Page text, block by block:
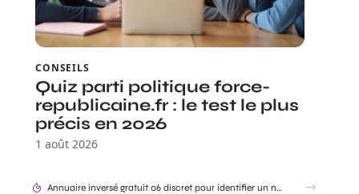
CONSEILS
Quiz parti politique force-
republicaine.fr : le test le plus
précis en 2026
1 août 2026
Accident mortel Toulouse aujourd’hui en direct : infos et enquête en cours